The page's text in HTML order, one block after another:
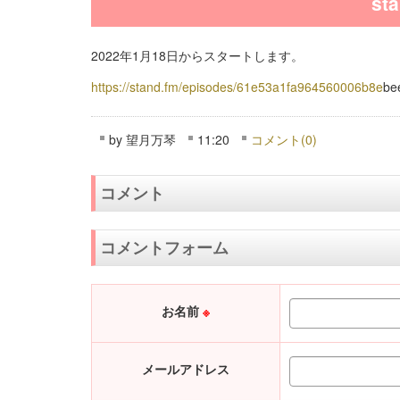
2022年1月18日からスタートします。
https://stand.fm/episodes/61e53a1fa964560006b8e
by 望月万琴 11:20 コメント(0)
コメント
コメントフォーム
お名前 ※
メールアドレス